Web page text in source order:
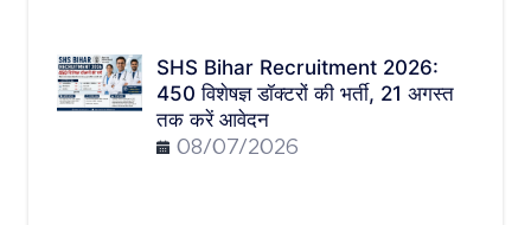
SHS Bihar Recruitment 2026:
450 विशेषज्ञ डॉक्टरों की भर्ती, 21 अगस्त
तक करें आवेदन
08/07/2026